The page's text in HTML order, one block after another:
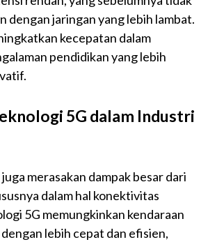
dengan jaringan yang lebih lambat.
kecepatan dalam
pendidikan yang lebih
5G dalam Industri
merasakan dampak besar dari
dalam hal konektivitas
5G memungkinkan kendaraan
lebih cepat dan efisien,